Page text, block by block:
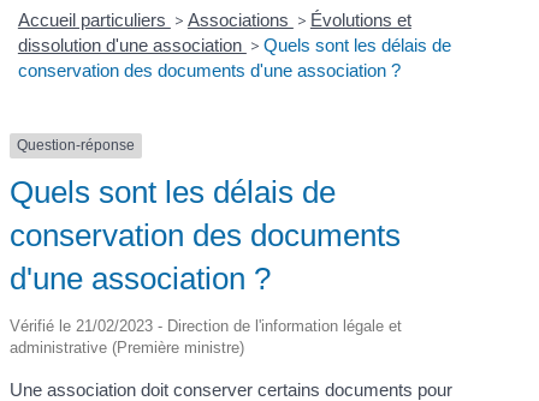
Accueil particuliers > Associations > Évolutions et
dissolution d'une association > Quels sont les délais de
conservation des documents d'une association ?
Question-réponse
Quels sont les délais de
conservation des documents
d'une association ?
Vérifié le 21/02/2023 - Direction de l'information légale et
administrative (Première ministre)
Une association doit conserver certains documents pour